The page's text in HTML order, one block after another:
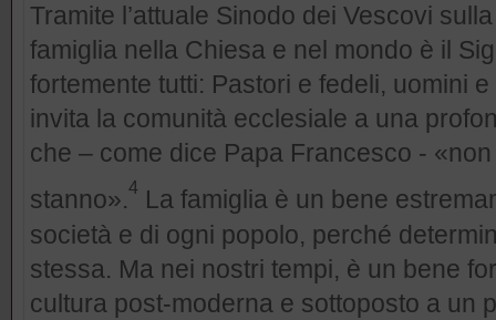
Tramite l’attuale Sinodo dei Vescovi
famiglia nella Chiesa e nel mondo è il
fortemente tutti: Pastori e fedeli, uomini
invita la comunità ecclesiale a una
che – come dice Papa Francesco -
stanno».4 La famiglia è un bene
società e di ogni popolo, perché
stessa. Ma nei nostri tempi, è un bene
cultura post-moderna e sottoposto a un